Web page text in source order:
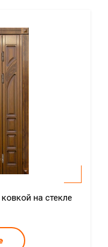
на стекле